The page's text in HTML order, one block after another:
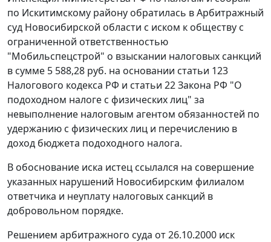
по Искитимскому району обратилась в Арбитражный
суд Новосибирской области с иском к обществу с
ограниченной ответственностью
"Мобильспецстрой" о взыскании налоговых санкций
в сумме 5 588,28 руб. на основании статьи 123
Налогового кодекса РФ и статьи 22 Закона РФ "О
подоходном налоге с физических лиц" за
невыполнение налоговым агентом обязанностей по
удержанию с физических лиц и перечислению в
доход бюджета подоходного налога.
В обоснование иска истец ссылался на совершение
указанных нарушений Новосибирским филиалом
ответчика и неуплату налоговых санкций в
добровольном порядке.
Решением арбитражного суда от 26.10.2000 иск